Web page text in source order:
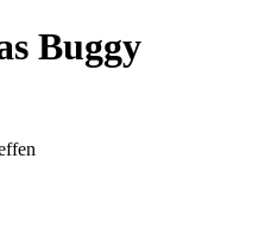
Buggy